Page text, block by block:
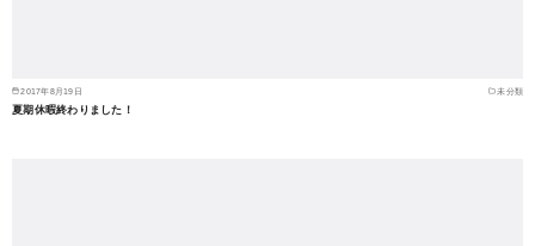
2017年8月19日 未分類
夏期休暇終わりました！